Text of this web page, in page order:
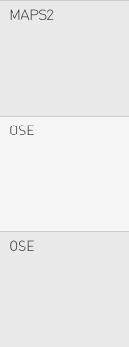
MAPS2
OSE
OSE